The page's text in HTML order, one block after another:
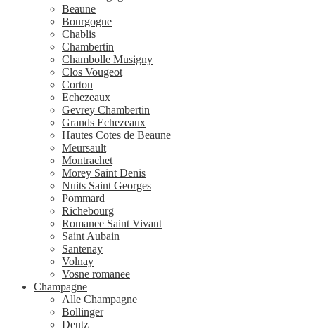
Beaune
Bourgogne
Chablis
Chambertin
Chambolle Musigny
Clos Vougeot
Corton
Echezeaux
Gevrey Chambertin
Grands Echezeaux
Hautes Cotes de Beaune
Meursault
Montrachet
Morey Saint Denis
Nuits Saint Georges
Pommard
Richebourg
Romanee Saint Vivant
Saint Aubain
Santenay
Volnay
Vosne romanee
Champagne
Alle Champagne
Bollinger
Deutz